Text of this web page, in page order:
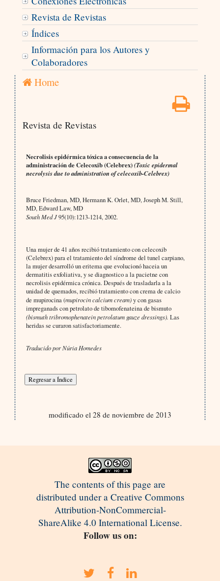
Revista de Revistas
Índices
Información para los Autores y
Colaboradores
Home
Revista de Revistas
Necrolisis epidérmica tóxica a consecuencia de la
administración de Celecoxib (Celebrex)(Toxic epidermal
necrolysis due to administration of celecoxib-Celebrex)
Bruce Friedman, MD, Hermann K. Orlet, MD, Joseph M. Still,
MD, Edward Law, MD
South Med J95(10):1213-1214, 2002.
Una mujer de 41 años recibió tratamiento con celecoxib
(Celebrex) para el tratamiento del síndrome del tunel carpiano,
la mujer desarrolló un eritema que evolucionó haceia un
dermatitis exfoliativa, y se diagnostico a la pacietne con
necrolisis epidérmica crónica. Después de trasladarla a la
unidad de quemados, recibió tratamiento con crema de calcio
de mupirocina (mupirocin calcium cream)y con gasas
impreganads con petrolato de tibomofenateina de bismuto
(bismuth tribromophenatein petrolatum gauze dressings). Las
heridas se curaron satisfactoriamente.
Traducido por Núria Homedes
modificado el 28 de noviembre de 2013
The contents of this page are
distributed under a Creative Commons
Attribution-NonCommercial-
ShareAlike 4.0 International License.
Follow us on: